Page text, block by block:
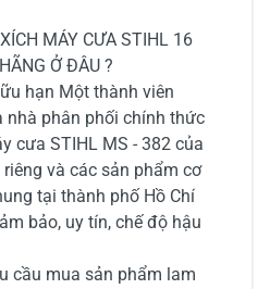
MÁY CƯA STIHL 16
Ở ĐÂU ?
hạn Một thành viên
nhà phân phối chính thức
cưa STIHL MS - 382 của
và các sản phẩm cơ
tại thành phố Hồ Chí
bảo, uy tín, chế độ hậu
cầu mua sản phẩm lam